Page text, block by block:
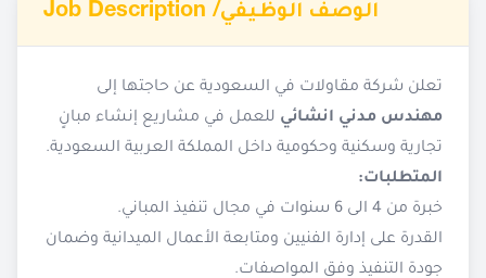
Job Description /الوصف الوظيفي
تعلن شركة مقاولات في السعودية عن حاجتها إلى
مهندس مدني انشائي للعمل في مشاريع إنشاء مبانٍ
تجارية وسكنية وحكومية داخل المملكة العربية السعودية.
المتطلبات:
خبرة من 4 الى 6 سنوات في مجال تنفيذ المباني.
القدرة على إدارة الفنيين ومتابعة الأعمال الميدانية وضمان
جودة التنفيذ وفق المواصفات.